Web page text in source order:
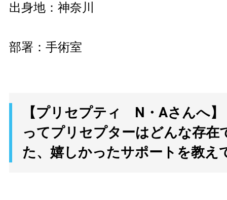
出身地：神奈川
部署：手術室
【プリセプティ N・Aさんへ
ってプリセプターはどんな存在
た、嬉しかったサポートを教え